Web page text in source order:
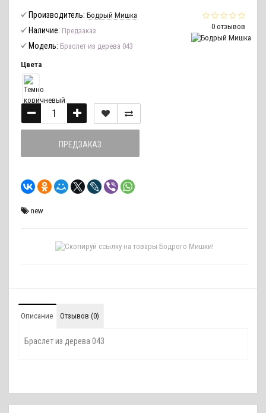
0 отзывов
Производитель: Бодрый Мишка
Наличие: Предзаказ
Модель: Браслет из дерева 043
Цвета
ПРЕДЗАКАЗ
new
Описание Отзывов (0)
Браслет из дерева 043